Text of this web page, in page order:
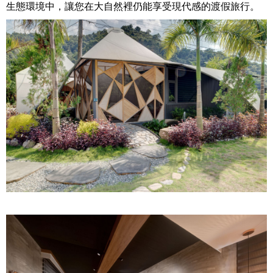
生態環境中，讓您在大自然裡仍能享受現代感的渡假旅行。